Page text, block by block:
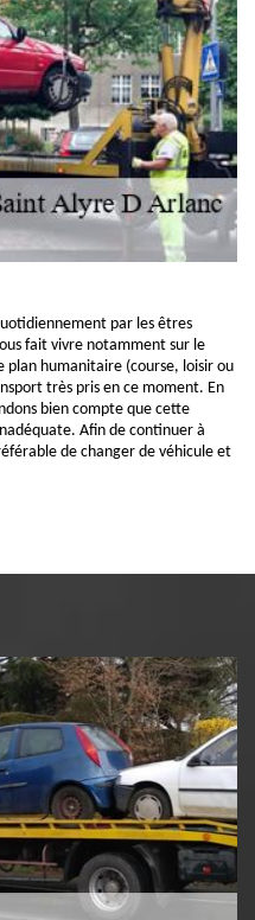
par les êtres
fait vivre notamment sur le
plan humanitaire (course, loisir ou
très pris en ce moment. En
bien compte que cette
Afin de continuer à
de changer de véhicule et